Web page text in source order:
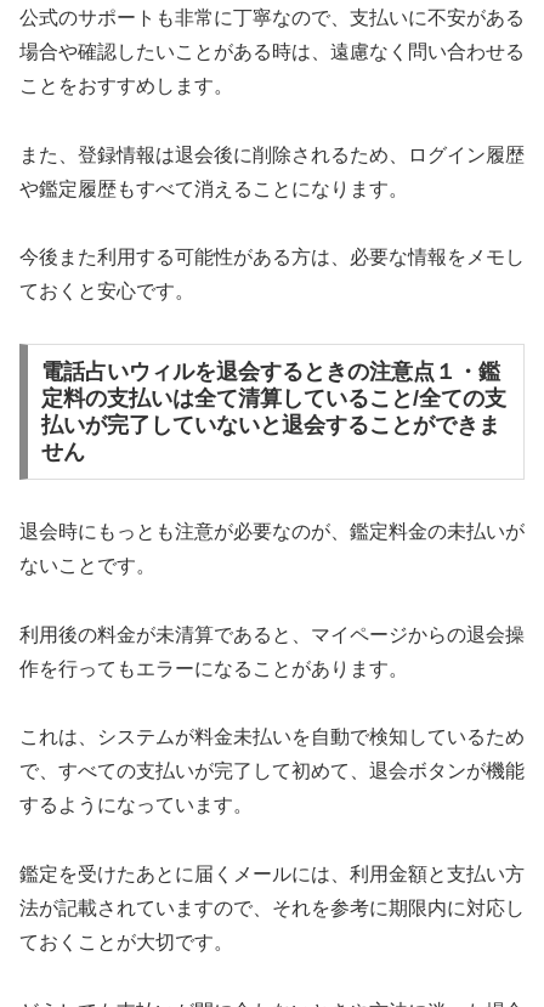
公式のサポートも非常に丁寧なので、支払いに不安がある
場合や確認したいことがある時は、遠慮なく問い合わせる
ことをおすすめします。
また、登録情報は退会後に削除されるため、ログイン履歴
や鑑定履歴もすべて消えることになります。
今後また利用する可能性がある方は、必要な情報をメモし
ておくと安心です。
電話占いウィルを退会するときの注意点１・鑑
定料の支払いは全て清算していること/全ての支
払いが完了していないと退会することができま
せん
退会時にもっとも注意が必要なのが、鑑定料金の未払いが
ないことです。
利用後の料金が未清算であると、マイページからの退会操
作を行ってもエラーになることがあります。
これは、システムが料金未払いを自動で検知しているため
で、すべての支払いが完了して初めて、退会ボタンが機能
するようになっています。
鑑定を受けたあとに届くメールには、利用金額と支払い方
法が記載されていますので、それを参考に期限内に対応し
ておくことが大切です。